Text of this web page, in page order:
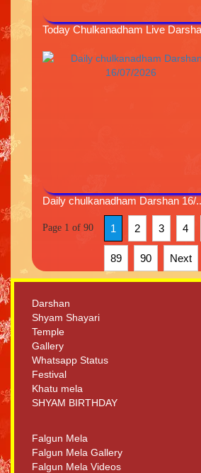
Today Chulkanadham Live
Daily chulkanadham Darshan 16/..
Page 1 of 90 1 2 3 4
89 90 Next
Darshan
Shyam Shayari
Temple
Gallery
Whatsapp Status
Festival
Khatu mela
SHYAM BIRTHDAY
Falgun Mela
Falgun Mela Gallery
Falgun Mela Videos